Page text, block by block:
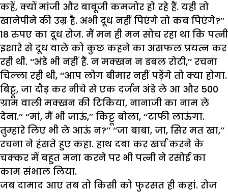
कहें, क्यों मांजी और बाबूजी कमजोर हो रहे हैं. यही तो
खानेपीने की उम्र है. अभी दूध नहीं पिएंगे तो कब पिएंगे?’’
18 रुपए का दूध रोज. मैं मन ही मन सोच रहा था कि पत्नी
इशारे से दूध वाले को कुछ कहने का असफल प्रयत्न कर
रही थी. ‘‘अंडे भी नहीं हैं. न मक्खन न डबल रोटी,’’ रचना
चिल्ला रही थी, ‘‘आप लोग बीमार नहीं पड़ेंगे तो क्या होगा.
बिट्टू, जा दौड़ कर नीचे से एक दर्जन अंडे ले आ और 500
ग्राम वाली मक्खन की टिकिया, नानाजी का नाम ले
देना.’’ ‘‘मां, मैं भी जाऊं,’’ किट्टू बोला, ‘‘टाफी लाऊंगा.
तुम्हारे लिए भी ले आऊं न?’’ ‘‘जा बाबा, जा, सिर मत खा,’’
रचना ने हंसते हुए कहा. हाथ दबा कर खर्च करने के
चक्कर में बहुत मना करने पर भी पत्नी ने रसोई का
काम संभाल लिया.
जब दामाद आए तब तो किसी को फुरसत ही कहां. रोज